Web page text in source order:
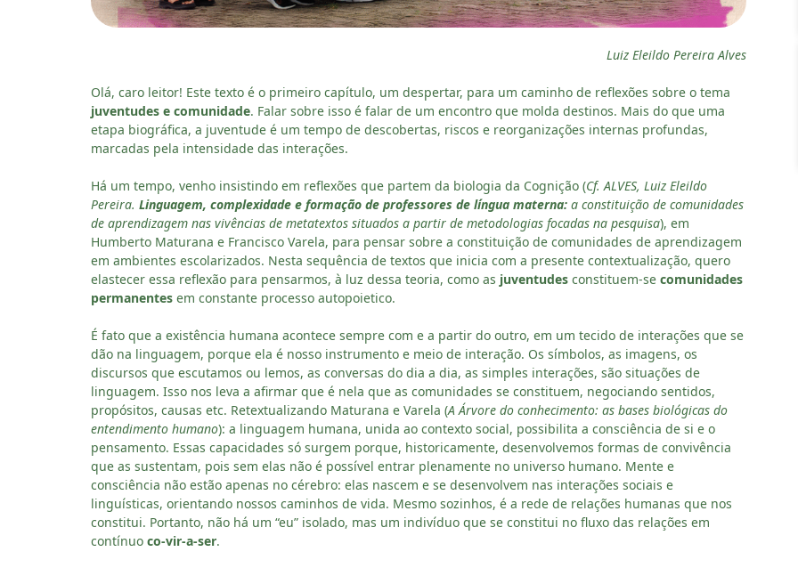
Luiz Eleildo Pereira Alves
Olá, caro leitor! Este texto é o primeiro capítulo, um despertar, para um caminho de reflexões sobre o tema
juventudes e comunidade. Falar sobre isso é falar de um encontro que molda destinos. Mais do que uma
etapa biográfica, a juventude é um tempo de descobertas, riscos e reorganizações internas profundas,
marcadas pela intensidade das interações.
Há um tempo, venho insistindo em reflexões que partem da biologia da Cognição (Cf. ALVES, Luiz Eleildo
Pereira. Linguagem, complexidade e formação de professores de língua materna: a constituição de comunidades
de aprendizagem nas vivências de metatextos situados a partir de metodologias focadas na pesquisa), em
Humberto Maturana e Francisco Varela, para pensar sobre a constituição de comunidades de aprendizagem
em ambientes escolarizados. Nesta sequência de textos que inicia com a presente contextualização, quero
elastecer essa reflexão para pensarmos, à luz dessa teoria, como as juventudes constituem-se comunidades
permanentes em constante processo autopoietico.
É fato que a existência humana acontece sempre com e a partir do outro, em um tecido de interações que se
dão na linguagem, porque ela é nosso instrumento e meio de interação. Os símbolos, as imagens, os
discursos que escutamos ou lemos, as conversas do dia a dia, as simples interações, são situações de
linguagem. Isso nos leva a afirmar que é nela que as comunidades se constituem, negociando sentidos,
propósitos, causas etc. Retextualizando Maturana e Varela (A Árvore do conhecimento: as bases biológicas do
entendimento humano): a linguagem humana, unida ao contexto social, possibilita a consciência de si e o
pensamento. Essas capacidades só surgem porque, historicamente, desenvolvemos formas de convivência
que as sustentam, pois sem elas não é possível entrar plenamente no universo humano. Mente e
consciência não estão apenas no cérebro: elas nascem e se desenvolvem nas interações sociais e
linguísticas, orientando nossos caminhos de vida. Mesmo sozinhos, é a rede de relações humanas que nos
constitui. Portanto, não há um “eu” isolado, mas um indivíduo que se constitui no fluxo das relações em
contínuo co-vir-a-ser.